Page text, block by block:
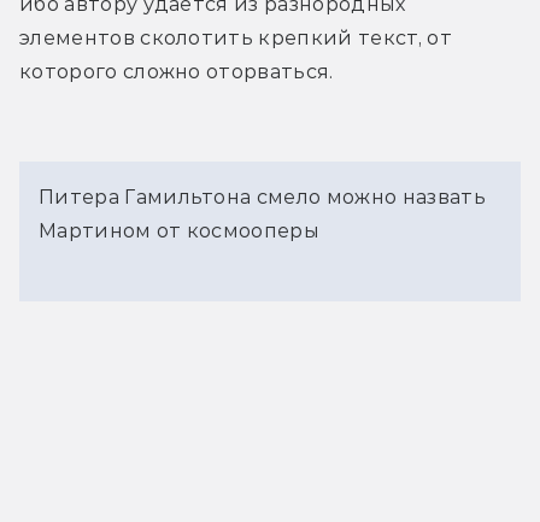
элементов сколотить крепкий текст, от
которого сложно оторваться.
Питера Гамильтона смело можно назвать
Мартином от космооперы